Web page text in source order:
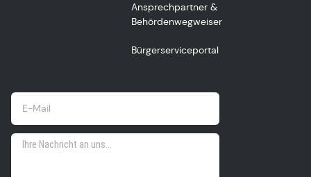
Ansprechpartner &
Behördenwegweiser
Bürgerserviceportal